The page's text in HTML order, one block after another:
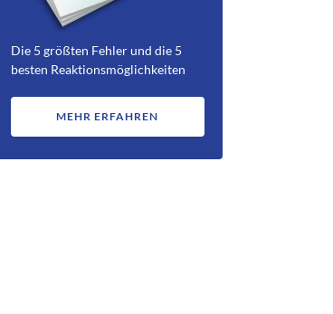
Die 5 größten Fehler und die 5
besten Reaktionsmöglichkeiten
MEHR ERFAHREN